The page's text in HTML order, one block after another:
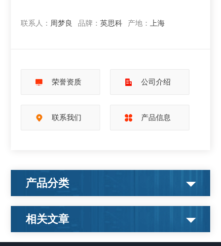
联系人： 周梦良 品牌：英思科 产地： 上海
荣誉资质 公司介绍
联系我们 产品信息
产品分类
相关文章